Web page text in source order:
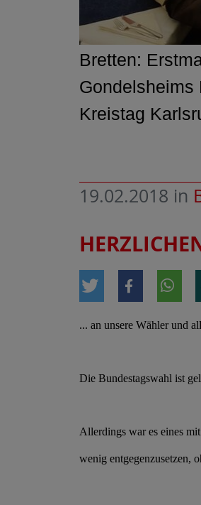
Bretten:
Gondelsheims
Kreistag
19.02.2018 in
... an unsere Wähler und
Die Bundestagswahl ist
Allerdings war es eines
wenig entgegenzusetzen,